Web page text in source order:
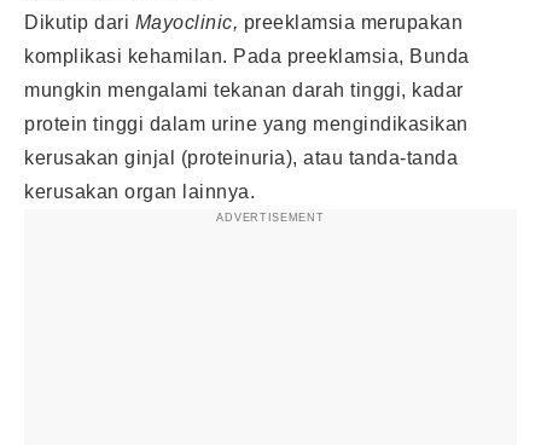
Dikutip dari Mayoclinic, preeklamsia merupakan
komplikasi kehamilan. Pada preeklamsia, Bunda
mungkin mengalami tekanan darah tinggi, kadar
protein tinggi dalam urine yang mengindikasikan
kerusakan ginjal (proteinuria), atau tanda-tanda
kerusakan organ lainnya.
ADVERTISEMENT